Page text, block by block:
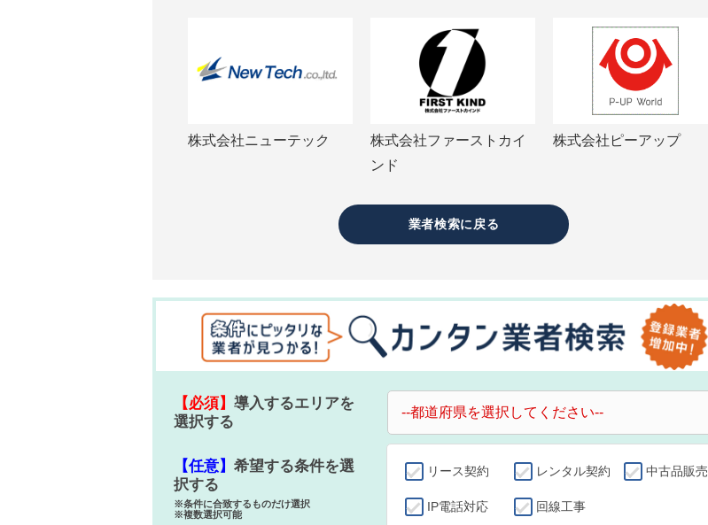
株式会社ニューテック
株式会社ファーストカイ
ンド
株式会社ピーアップ
業者検索に戻る
【必須】導入するエリアを
選択する
【任意】希望する条件を選
択する
※条件に合致するものだけ選択
※複数選択可能
リース契約 レンタル契約 中古品販売
IP電話対応 回線工事